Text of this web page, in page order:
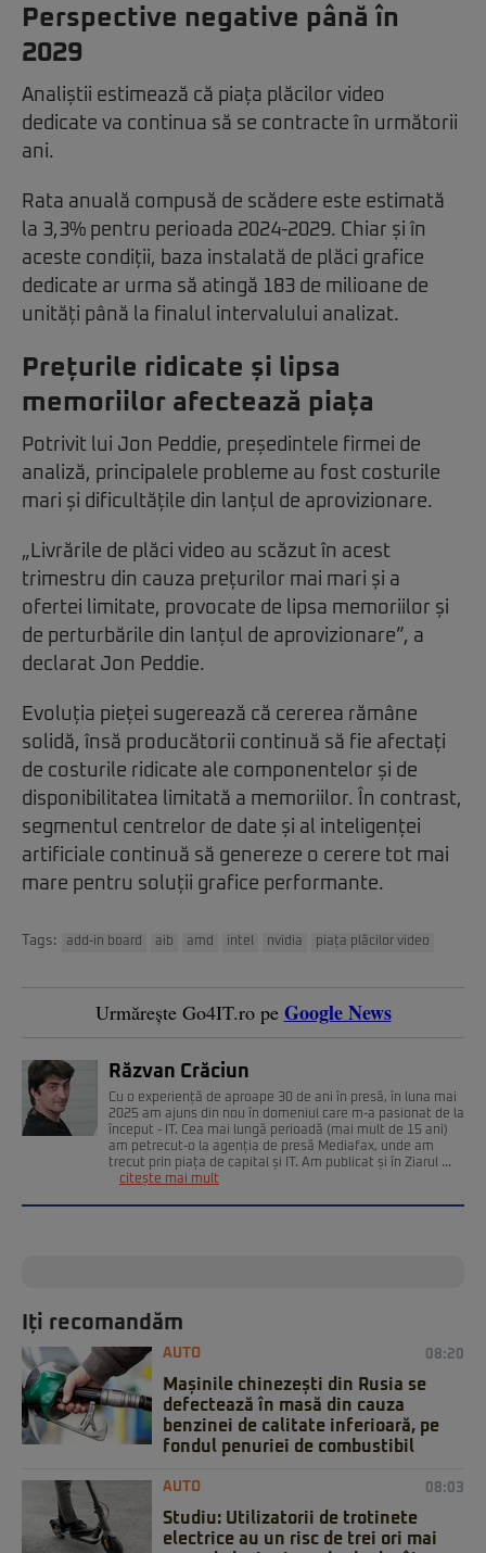
Perspective negative până în
2029
Analiștii estimează că piața plăcilor video
dedicate va continua să se contracte în următorii
ani.
Rata anuală compusă de scădere este estimată
la 3,3% pentru perioada 2024-2029. Chiar și în
aceste condiții, baza instalată de plăci grafice
dedicate ar urma să atingă 183 de milioane de
unități până la finalul intervalului analizat.
Prețurile ridicate și lipsa
memoriilor afectează piața
Potrivit lui Jon Peddie, președintele firmei de
analiză, principalele probleme au fost costurile
mari și dificultățile din lanțul de aprovizionare.
„Livrările de plăci video au scăzut în acest
trimestru din cauza prețurilor mai mari și a
ofertei limitate, provocate de lipsa memoriilor și
de perturbările din lanțul de aprovizionare”, a
declarat Jon Peddie.
Evoluția pieței sugerează că cererea rămâne
solidă, însă producătorii continuă să fie afectați
de costurile ridicate ale componentelor și de
disponibilitatea limitată a memoriilor. În contrast,
segmentul centrelor de date și al inteligenței
artificiale continuă să genereze o cerere tot mai
mare pentru soluții grafice performante.
Tags: add-in board aib amd intel nvidia piața plăcilor video
Urmărește Go4IT.ro pe Google News
Răzvan Crăciun
Cu o experiență de aproape 30 de ani în presă, în luna mai
2025 am ajuns din nou în domeniul care m-a pasionat de la
început - IT. Cea mai lungă perioadă (mai mult de 15 ani)
am petrecut-o la agenția de presă Mediafax, unde am
trecut prin piața de capital și IT. Am publicat și în Ziarul ...
citește mai mult
Iți recomandăm
AUTO 08:20
Mașinile chinezești din Rusia se
defectează în masă din cauza
benzinei de calitate inferioară, pe
fondul penuriei de combustibil
AUTO 08:03
Studiu: Utilizatorii de trotinete
electrice au un risc de trei ori mai